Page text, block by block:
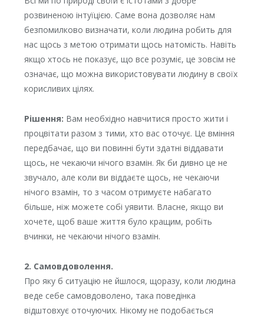
розвиненою інтуїцією. Саме вона дозволяє нам
безпомилково визначати, коли людина робить для
нас щось з метою отримати щось натомість. Навіть
якщо хтось не показує, що все розуміє, це зовсім не
означає, що можна використовувати людину в своїх
корисливих цілях.
Рішення: Вам необхідно навчитися просто жити і
процвітати разом з тими, хто вас оточує. Це вміння
передбачає, що ви повинні бути здатні віддавати
щось, не чекаючи нічого взамін. Як би дивно це не
звучало, але коли ви віддаєте щось, не чекаючи
нічого взамін, то з часом отримуєте набагато
більше, ніж можете собі уявити. Власне, якщо ви
хочете, щоб ваше життя було кращим, робіть
вчинки, не чекаючи нічого взамін.
2. Самовдоволення.
Про яку б ситуацію не йшлося, щоразу, коли людина
веде себе самовдоволено, така поведінка
відштовхує оточуючих. Нікому не подобається